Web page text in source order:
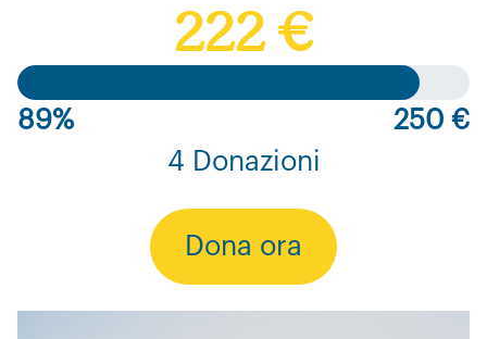
222 €
89%
250 €
4 Donazioni
Dona ora